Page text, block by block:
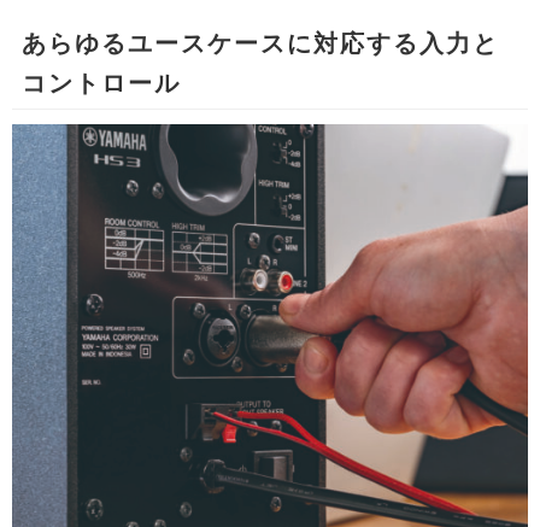
あらゆるユースケースに対応する入力と
コントロール